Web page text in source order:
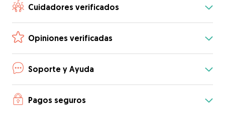
Cuidadores verificados
Opiniones verificadas
Soporte y Ayuda
Pagos seguros